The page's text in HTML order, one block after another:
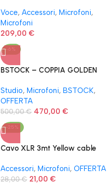
Voce, Accessori, Microfoni,
Microfoni
209,00 €
-6%
BSTOCK – COPPIA GOLDEN
a nastro
Studio, Microfoni, BSTOCK,
OFFERTA
500,00€ 470,00 €
-25%
Cavo XLR 3mt Yellow cable
Accessori, Microfoni, OFFERTA
28,00€ 21,00 €